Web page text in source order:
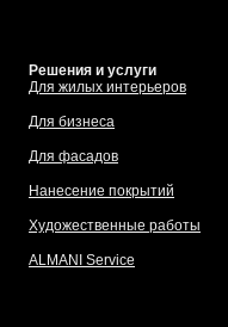
Решения и услуги
Для жилых интерьеров
Для бизнеса
Для фасадов
Нанесение покрытий
Художественные работы
ALMANI Service